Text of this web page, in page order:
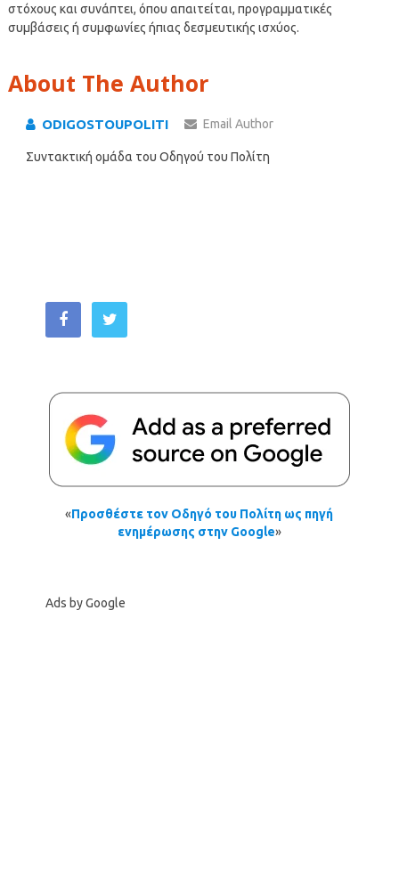
στόχους και συνάπτει, όπου απαιτείται, προγραμματικές
συμβάσεις ή συμφωνίες ήπιας δεσμευτικής ισχύος.
About The Author
ODIGOSTOUPOLITI Email Author
Συντακτική ομάδα του Οδηγού του Πολίτη
«Προσθέστε τον Οδηγό του Πολίτη ως πηγή
ενημέρωσης στην Google»
Ads by Google